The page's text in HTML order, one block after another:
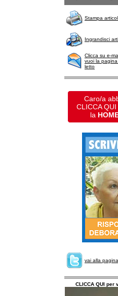
Stampa
Ingrandisci
Clicca su e-
vuoi la
letto
Caro/a
CLICCA
la
vai alla
CLICCA QUI per